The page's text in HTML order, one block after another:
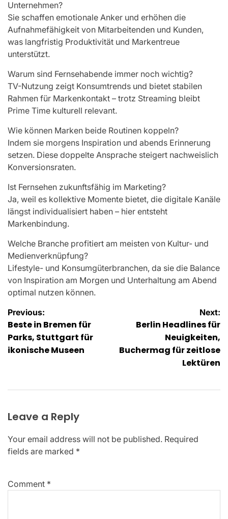
Unternehmen?
Sie schaffen emotionale Anker und erhöhen die
Aufnahmefähigkeit von Mitarbeitenden und Kunden,
was langfristig Produktivität und Markentreue
unterstützt.
Warum sind Fernsehabende immer noch wichtig?
TV-Nutzung zeigt Konsumtrends und bietet stabilen
Rahmen für Markenkontakt – trotz Streaming bleibt
Prime Time kulturell relevant.
Wie können Marken beide Routinen koppeln?
Indem sie morgens Inspiration und abends Erinnerung
setzen. Diese doppelte Ansprache steigert nachweislich
Konversionsraten.
Ist Fernsehen zukunftsfähig im Marketing?
Ja, weil es kollektive Momente bietet, die digitale Kanäle
längst individualisiert haben – hier entsteht
Markenbindung.
Welche Branche profitiert am meisten von Kultur- und
Medienverknüpfung?
Lifestyle- und Konsumgüterbranchen, da sie die Balance
von Inspiration am Morgen und Unterhaltung am Abend
optimal nutzen können.
Post
navigation
Previous:
Beste in Bremen für
Parks, Stuttgart für
ikonische Museen
Next:
Berlin Headlines für
Neuigkeiten,
Buchermag für zeitlose
Lektüren
Leave a Reply
Your email address will not be published. Required
fields are marked *
Comment *